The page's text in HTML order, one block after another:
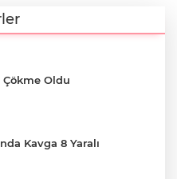
Çökme Oldu
Kavga 8 Yaralı